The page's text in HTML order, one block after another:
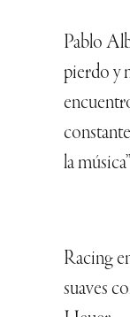
Pablo
pierdo y
la música”
Racing
suaves